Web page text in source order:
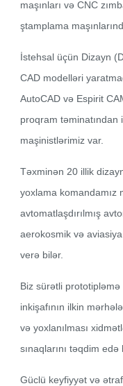
maşınları və CNC
ştamplama
İstehsal üçün Dizayn
CAD modelləri
AutoCAD və Espirit
proqram
maşinistlərimiz var.
Təxminən 20 illik
yoxlama komandamız
avtomatlaşdırılmış
aerokosmik və
verə bilər.
Biz sürətli
inkişafının ilkin
və yoxlanılması
sınaqlarını təqdim edə
Güclü keyfiyyət və